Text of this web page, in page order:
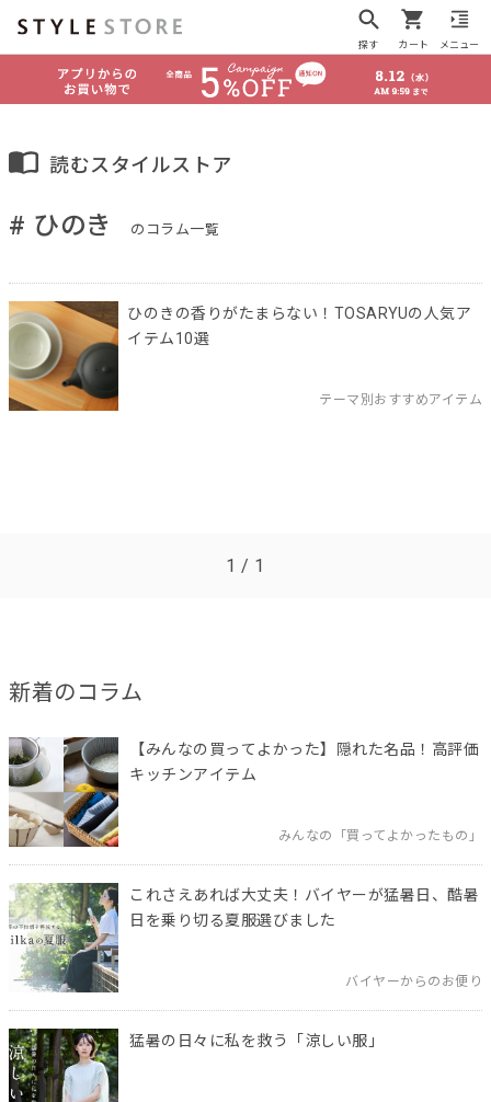
探す カート メニュー
読むスタイルストア
# ひのき のコラム一覧
テーマ別おすすめアイテム
ひのきの香りがたまらない！TOSARYUの人気ア
イテム10選
1 / 1
新着のコラム
【みんなの買ってよかった】隠れた名品！高評価
キッチンアイテム
みんなの「買ってよかったもの」
これさえあれば大丈夫！バイヤーが猛暑日、酷暑
日を乗り切る夏服選びました
バイヤーからのお便り
猛暑の日々に私を救う「涼しい服」